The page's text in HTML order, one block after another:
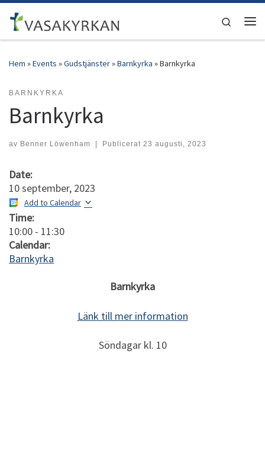
Hoppa till innehåll
Search
Hem »Events »Gudstjänster»Barnkyrka »Barnkyrka
BARNKYRKA
Barnkyrka
av Benner Löwenham | Publicerat 23 augusti, 2023
Date:
10 september, 2023
Add to Calendar
Time:
10:00 - 11:30
Calendar:
Barnkyrka
Barnkyrka
Länk till mer information
Söndagar kl. 10